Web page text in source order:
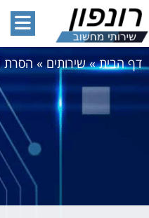
דף הבית»שירותים»הסרת